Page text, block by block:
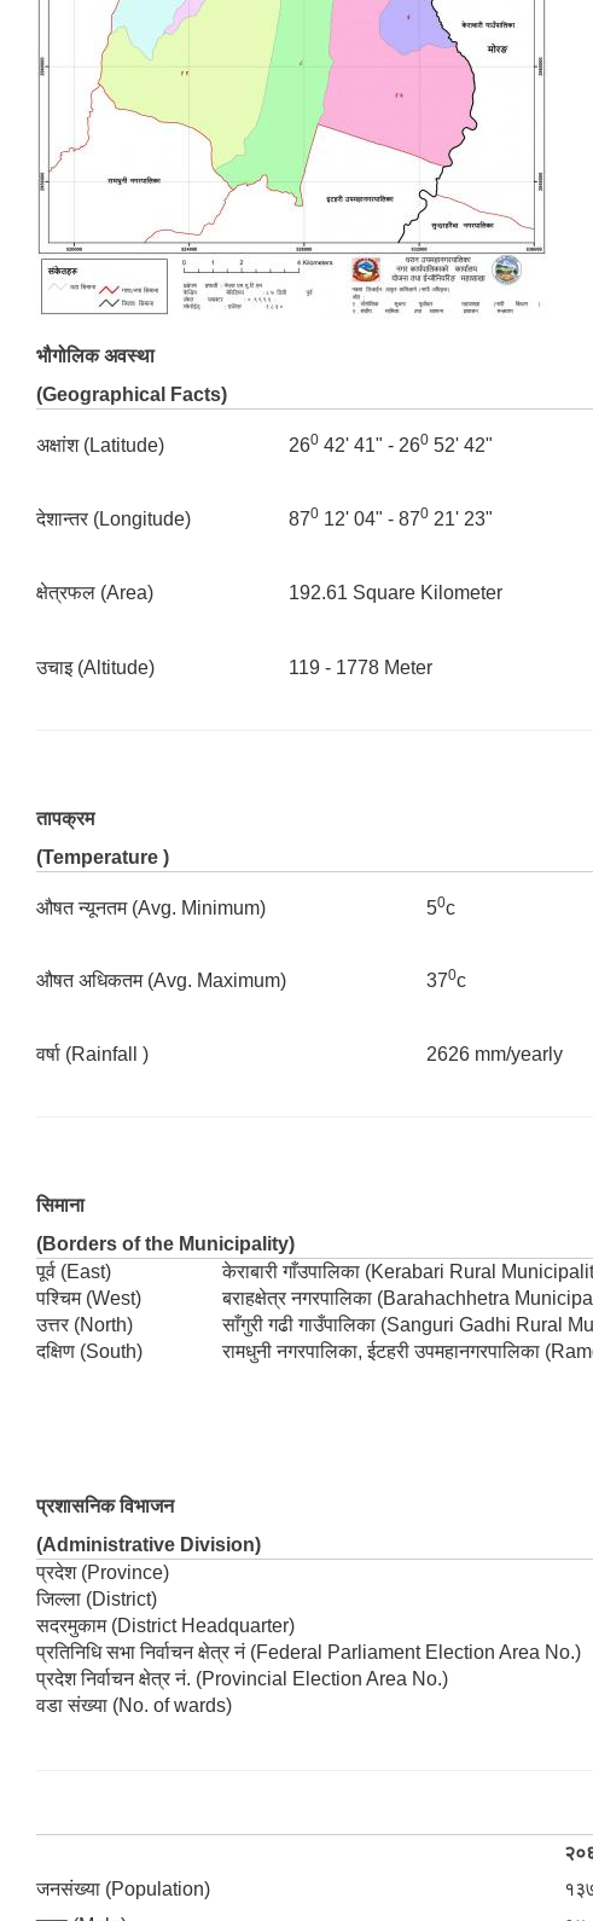
भौगोलिक अवस्था
(Geographical Facts)
अक्षांश (Latitude) 260 42' 41" - 260 52' 42"
देशान्तर (Longitude) 870 12' 04" - 870 21' 23"
क्षेत्रफल (Area) 192.61 Square Kilometer
उचाइ (Altitude) 119 - 1778 Meter
तापक्रम
(Temperature )
‌औषत न्यूनतम (Avg. Minimum) 50c
‌औषत अधिकतम (Avg. Maximum) 370c
वर्षा (Rainfall ) 2626 mm/yearly
सिमाना
(Borders of the Municipality)
पूर्व (East)
केराबारी गाँउपालिका (Kerabari Rural
पश्चिम (West)
बराहक्षेत्र नगरपालिका (Barahachhetra
उत्तर (North)
साँगुरी गढी गाउँपालिका (Sanguri Gadhi Rural
दक्षिण (South)
रामधुनी नगरपालिका, ईटहरी उपमहानगरपालिका
प्रशासनिक विभाजन
(Administrative Division)
प्रदेश (Province)
जिल्ला (District)
सदरमुकाम (District Headquarter)
प्रतिनिधि सभा निर्वाचन क्षेत्र नं (Federal Parliament Election Area No.)
प्रदेश निर्वाचन क्षेत्र नं. (Provincial Election Area No.)
वडा संख्या (No. of wards)
जनसंख्या (Population)